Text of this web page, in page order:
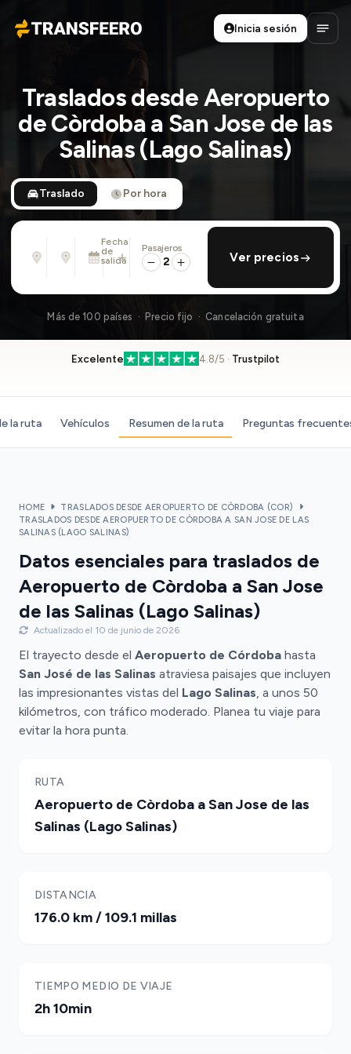
Transfeero
Inicia sesión
Abrir
Traslados desde Aeropuerto
de Còrdoba a San Jose de las
Salinas (Lago Salinas)
Traslado Por hora
Desde
Dirección, aeropuerto, hotel, ...
Hasta
Dirección, aeropuerto, hotel, ...
Fecha
de
salida
Sáb., 8 Ago. · 01:45 PM
añadir regreso
Pasajeros
2 Ver precios
Más de 100 países · Precio fijo · Cancelación gratuita
Excelente 4.8/5 · Trustpilot
la ruta Vehículos Resumen de la ruta Preguntas
HOME
TRASLADOS DESDE AEROPUERTO DE CÒRDOBA (COR)
TRASLADOS DESDE AEROPUERTO DE CÒRDOBA A SAN JOSE DE LAS
SALINAS (LAGO SALINAS)
Datos esenciales para traslados de
Aeropuerto de Còrdoba a San Jose
de las Salinas (Lago Salinas)
Actualizado el 10 de junio de 2026
El trayecto desde el Aeropuerto de Córdoba hasta
San José de las Salinas atraviesa paisajes que incluyen
las impresionantes vistas del Lago Salinas, a unos 50
kilómetros, con tráfico moderado. Planea tu viaje para
evitar la hora punta.
RUTA
Aeropuerto de Còrdoba a San Jose de las
Salinas (Lago Salinas)
DISTANCIA
176.0 km / 109.1 millas
TIEMPO MEDIO DE VIAJE
2h 10min